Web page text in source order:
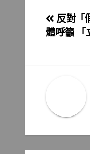
文
章
反對「
體呼籲 「